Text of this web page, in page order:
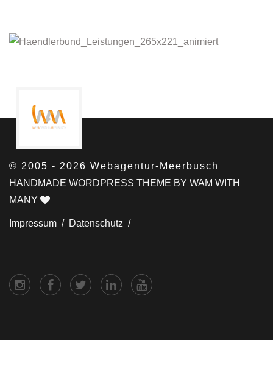
© 2005 - 2026 Webagentur-Meerbusch
HANDMADE WORDPRESS THEME BY WAM WITH
MANY
Impressum / Datenschutz /